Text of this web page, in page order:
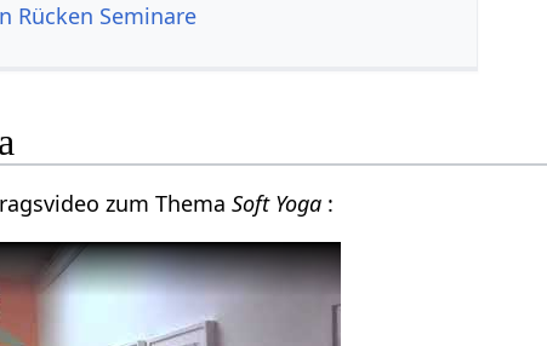
Rücken Seminare
zum ThemaSoft Yoga :